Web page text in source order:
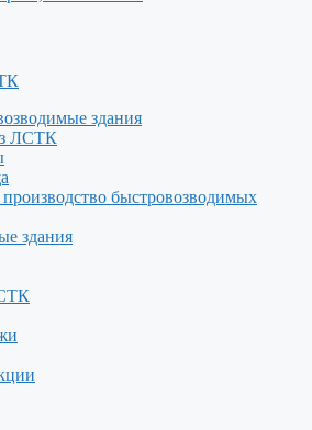
здания
ЛСТК
быстровозводимых
здания